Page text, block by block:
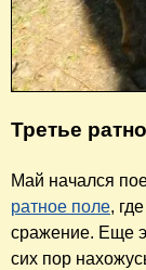
Третье
Май начался
ратное поле,
сражение. Еще
сих пор